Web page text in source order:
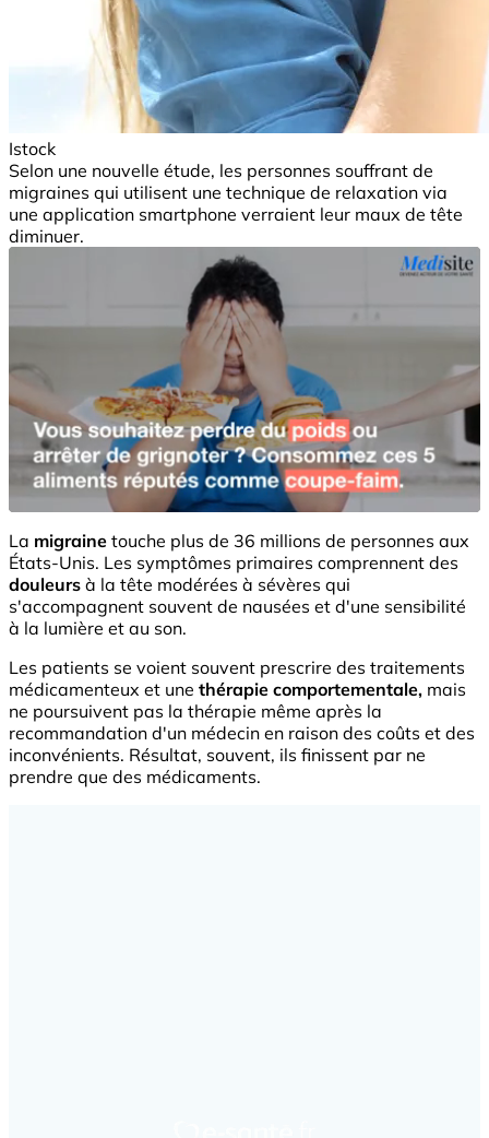
Istock
Selon une nouvelle étude, les personnes souffrant de
migraines qui utilisent une technique de relaxation via
une application smartphone verraient leur maux de tête
diminuer.
La migraine touche plus de 36 millions de personnes aux
États-Unis. Les symptômes primaires comprennent des
douleurs à la tête modérées à sévères qui
s'accompagnent souvent de nausées et d'une sensibilité
à la lumière et au son.
Les patients se voient souvent prescrire des traitements
médicamenteux et une thérapie comportementale, mais
ne poursuivent pas la thérapie même après la
recommandation d'un médecin en raison des coûts et des
inconvénients. Résultat, souvent, ils finissent par ne
prendre que des médicaments.